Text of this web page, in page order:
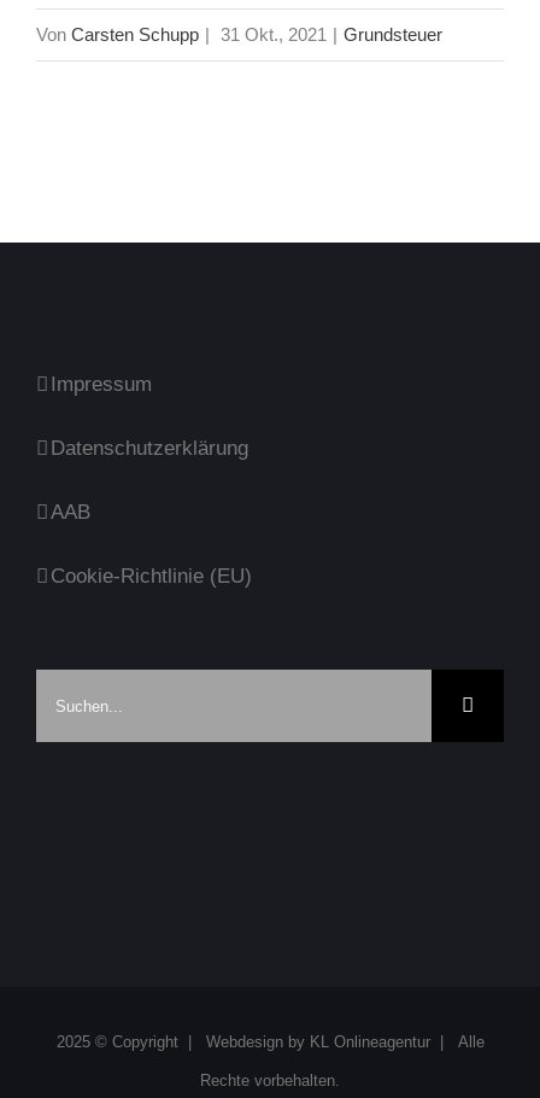
Von Carsten Schupp | 31 Okt., 2021 | Grundsteuer
Impressum
Datenschutzerklärung
AAB
Cookie-Richtlinie (EU)
2025 © Copyright | Webdesign by KL Onlineagentur| Alle
Rechte vorbehalten.